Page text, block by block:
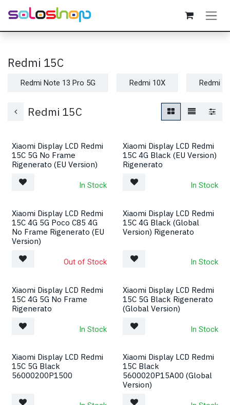
Passa al contenuto
Redmi 15C
Redmi Note 13 Pro 5G Redmi 10X Redmi
Redmi 15C
Xiaomi Display LCD Redmi
15C 5G No Frame
Rigenerato (EU Version)
In Stock
Xiaomi Display LCD Redmi
15C 4G Black (EU Version)
Rigenerato
In Stock
Xiaomi Display LCD Redmi
15C 4G 5G Poco C85 4G
No Frame Rigenerato (EU
Version)
Out of Stock
Xiaomi Display LCD Redmi
15C 4G Black (Global
Version) Rigenerato
In Stock
Xiaomi Display LCD Redmi
15C 4G 5G No Frame
Rigenerato
In Stock
Xiaomi Display LCD Redmi
15C 5G Black Rigenerato
(Global Version)
In Stock
Xiaomi Display LCD Redmi
15C 5G Black
56000200P1500
Xiaomi Display LCD Redmi
15C Black
5600020P15A00 (Global
Version)